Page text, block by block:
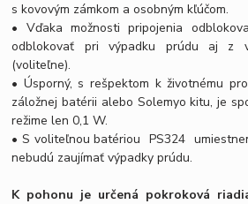
s kovovým zámkom a osobným kľúčom.
• Vďaka možnosti pripojenia
odblokovať pri výpadku prúdu aj z
(voliteľne).
• Úsporný, s rešpektom k životnému
záložnej batérii alebo Solemyo kitu, je
režime len 0,1 W.
• S voliteľnou batériou PS324
nebudú zaujímať výpadky prúdu.
K pohonu je určená pokroková